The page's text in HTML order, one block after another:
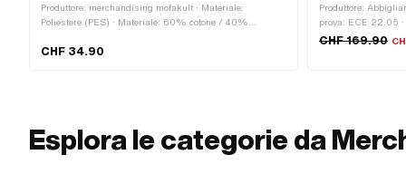
Produttore: merchandising mofakult · Materiale:
Poliestere (PES) · Materiale: 60% cotone / 40%
· Colore: bianco · Colore: nero · Colore: rosso ·
CHF 34.90
Produttore:
prova: ECE 22.05 ·
Dimensione: L ·
CHF 169.90
Esplora le categorie da